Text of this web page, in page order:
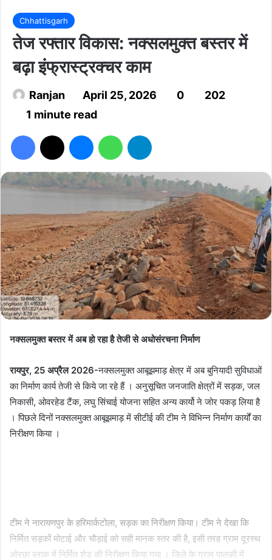
Chhattisgarh
तेज रफ्तार विकास: नक्सलमुक्त बस्तर में
बढ़ा इंफ्रास्ट्रक्चर काम
Ranjan April 25, 2026 0
202
1 minute read
नक्सलमुक्त बस्तर में अब हो रहा है तेजी से अधोसंरचना निर्माण
रायपुर, 25 अप्रैल 2026-नक्सलमुक्त आबूझमाड़ क्षेत्र में अब बुनियादी सुविधाओं
का निर्माण कार्य तेजी से किये जा रहे हैं । अनुसूचित जनजाति क्षेत्रों में सड़क, जल
निकासी, ओवरहेड टैंक, लघु सिंचाई योजना सहित अन्य कार्यो ने जोर पकड़ लिया है
। पिछले दिनों नक्सलमुक्त आबूझमाड़ में सीटीई की टीम ने विभिन्न निर्माण कार्यों का
निरीक्षण किया ।
टीम ने नारायणपुर के हरिमार्कटोला, सड़क का निरीक्षण किया। टीम ने देखा कि
निर्मित सड़कों मोटाई और चौड़ाई को सही मानक स्तर की है, इसी तरह ग्राम दूरस्थ
ओरछा ब्लाक में निर्मित शेड की निरीक्षण किया गया । जिले के ग्राम पालकी में